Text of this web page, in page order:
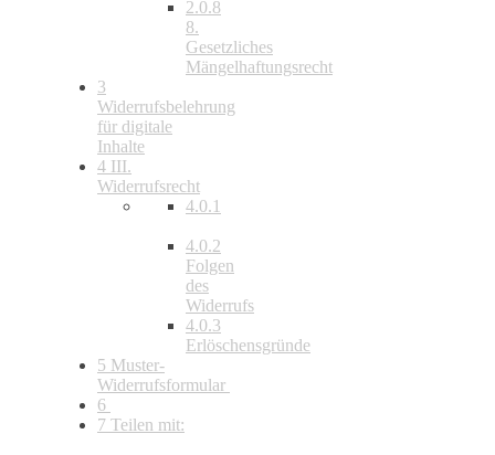
2.0.8
8.
Gesetzliches
Mängelhaftungsrecht
3
Widerrufsbelehrung
für digitale
Inhalte
4 III.
Widerrufsrecht
4.0.1
4.0.2
Folgen
des
Widerrufs
4.0.3
Erlöschensgründe
5 Muster-
Widerrufsformular
6
7 Teilen mit: